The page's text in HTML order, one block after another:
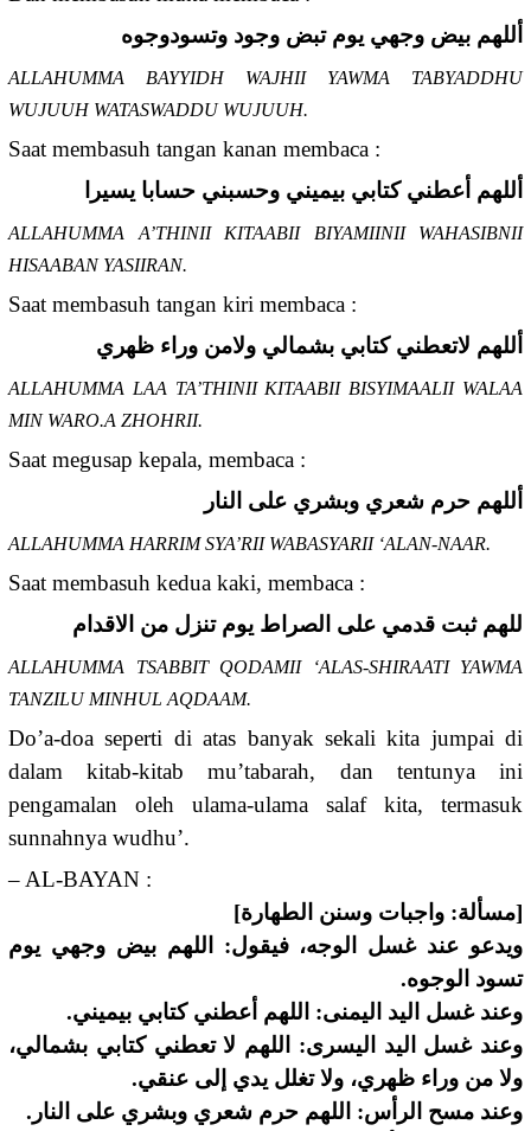
أللهم بيض وجهي يوم تبض وجود وتسودوجوه
ALLAHUMMA BAYYIDH WAJHII YAWMA TABYADDHU
WUJUUH WATASWADDU WUJUUH.
Saat membasuh tangan kanan membaca :
أللهم أعطني كتابي بيميني وحسبني حسابا يسيرا
ALLAHUMMA A’THINII KITAABII BIYAMIINII WAHASIBNII
HISAABAN YASIIRAN.
Saat membasuh tangan kiri membaca :
أللهم لاتعطني كتابي بشمالي ولامن وراء ظهري
ALLAHUMMA LAA TA’THINII KITAABII BISYIMAALII WALAA
MIN WARO.A ZHOHRII.
Saat megusap kepala, membaca :
أللهم حرم شعري وبشري على النار
ALLAHUMMA HARRIM SYA’RII WABASYARII ‘ALAN-NAAR.
Saat membasuh kedua kaki, membaca :
للهم ثبت قدمي على الصراط يوم تنزل من الاقدام
ALLAHUMMA TSABBIT QODAMII ‘ALAS-SHIRAATI YAWMA
TANZILU MINHUL AQDAAM.
Do’a-doa seperti di atas banyak sekali kita jumpai di
dalam kitab-kitab mu’tabarah, dan tentunya ini
pengamalan oleh ulama-ulama salaf kita, termasuk
sunnahnya wudhu’.
– AL-BAYAN :
[مسألة: واجبات وسنن الطهارة]
ويدعو عند غسل الوجه، فيقول: اللهم بيض وجهي يوم
تسود الوجوه.
وعند غسل اليد اليمنى: اللهم أعطني كتابي بيميني.
وعند غسل اليد اليسرى: اللهم لا تعطني كتابي بشمالي،
ولا من وراء ظهري، ولا تغلل يدي إلى عنقي.
وعند مسح الرأس: اللهم حرم شعري وبشري على النار.